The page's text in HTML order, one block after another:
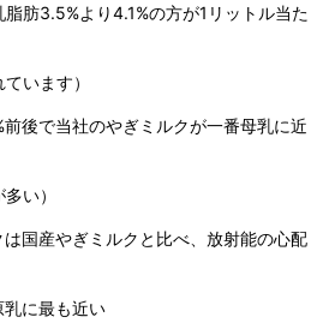
脂肪3.5%より4.1%の方が1リットル当た
います）
後で当社のやぎミルクが一番母乳に近
い）
国産やぎミルクと比べ、放射能の心配
に最も近い